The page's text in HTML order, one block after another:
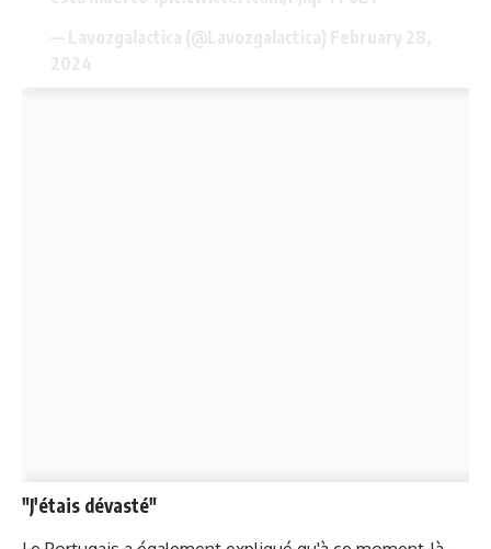
"J'étais dévasté"